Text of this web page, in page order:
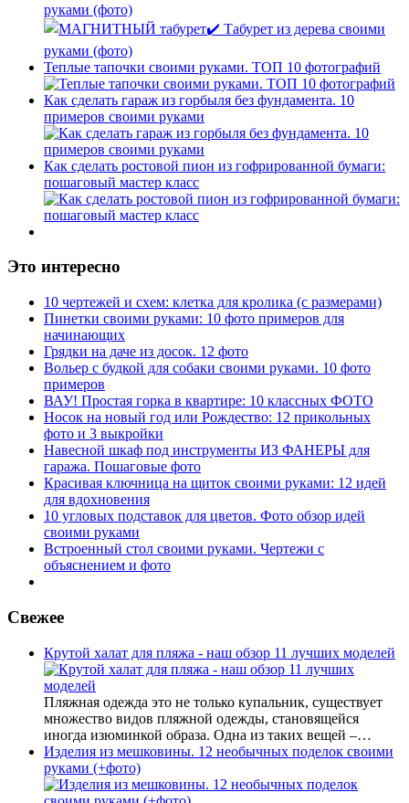
руками (фото)
Теплые тапочки своими руками. ТОП 10 фотографий
Как сделать гараж из горбыля без фундамента. 10
примеров своими руками
Как сделать ростовой пион из гофрированной бумаги:
пошаговый мастер класс
Это интересно
10 чертежей и схем: клетка для кролика (с размерами)
Пинетки своими руками: 10 фото примеров для
начинающих
Грядки на даче из досок. 12 фото
Вольер с будкой для собаки своими руками. 10 фото
примеров
ВАУ! Простая горка в квартире: 10 классных ФОТО
Носок на новый год или Рождество: 12 прикольных
фото и 3 выкройки
Навесной шкаф под инструменты ИЗ ФАНЕРЫ для
гаража. Пошаговые фото
Красивая ключница на щиток своими руками: 12 идей
для вдохновения
10 угловых подставок для цветов. Фото обзор идей
своими руками
Встроенный стол своими руками. Чертежи с
объяснением и фото
Свежее
Крутой халат для пляжа - наш обзор 11 лучших моделей
Пляжная одежда это не только купальник, существует
множество видов пляжной одежды, становящейся
иногда изюминкой образа. Одна из таких вещей –…
Изделия из мешковины. 12 необычных поделок своими
руками (+фото)